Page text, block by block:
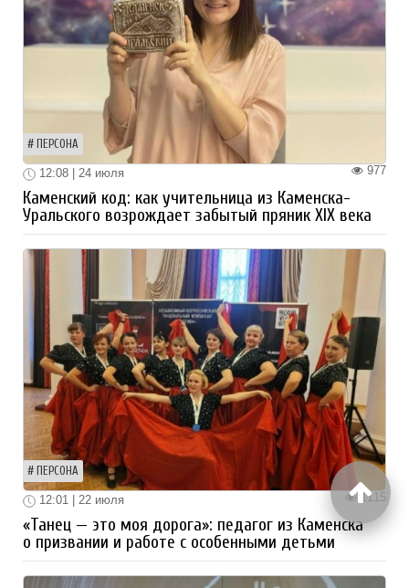
ПЕРСОНА
977
12:08 | 24 июля
Каменский код: как учительница из Каменска-
Уральского возрождает забытый пряник XIX века
ПЕРСОНА
1115
12:01 | 22 июля
«Танец — это моя дорога»: педагог из Каменска
о призвании и работе с особенными детьми